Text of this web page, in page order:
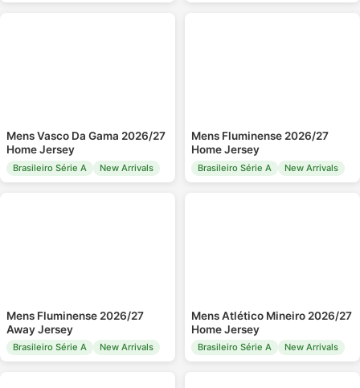
Mens Vasco Da Gama 2026/27
Home Jersey
Brasileiro Série A New Arrivals
Mens Fluminense 2026/27
Home Jersey
Brasileiro Série A New Arrivals
Mens Fluminense 2026/27
Away Jersey
Brasileiro Série A New Arrivals
Mens Atlético Mineiro 2026/27
Home Jersey
Brasileiro Série A New Arrivals